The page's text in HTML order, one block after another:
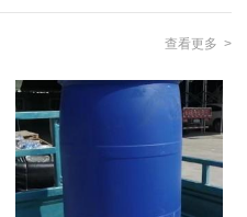
查看更多 >